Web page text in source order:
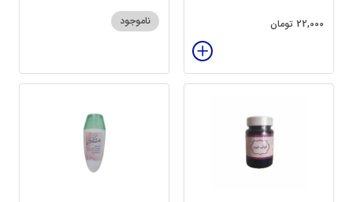
22,000 تومان ناموجود